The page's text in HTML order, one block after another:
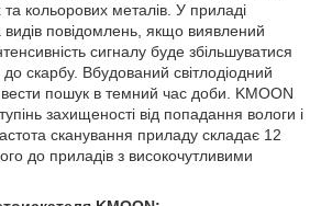
та кольорових металів. У приладі
видів повідомлень, якщо виявлений
сигналу буде збільшуватися
скарбу. Вбудований світлодіодний
пошук в темний час доби. KMOON
захищеності від попадання вологи і
сканування приладу складає 12
до приладів з високочутливими